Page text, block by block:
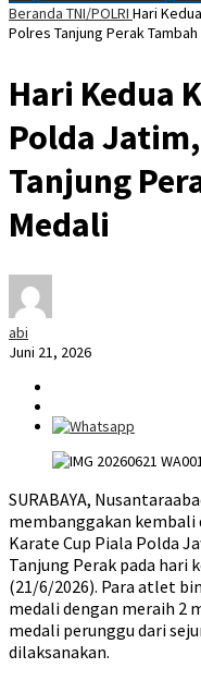
Beranda TNI/POLRI Hari
Polres Tanjung Perak Tambah
Hari Kedua
Polda
Tanjung
Medali
abi
Juni 21, 2026
SURABAYA,
membanggakan
Karate Cup Piala Polda
Tanjung Perak pada hari
(21/6/2026). Para atlet
medali dengan meraih 2
medali perunggu dari
dilaksanakan.